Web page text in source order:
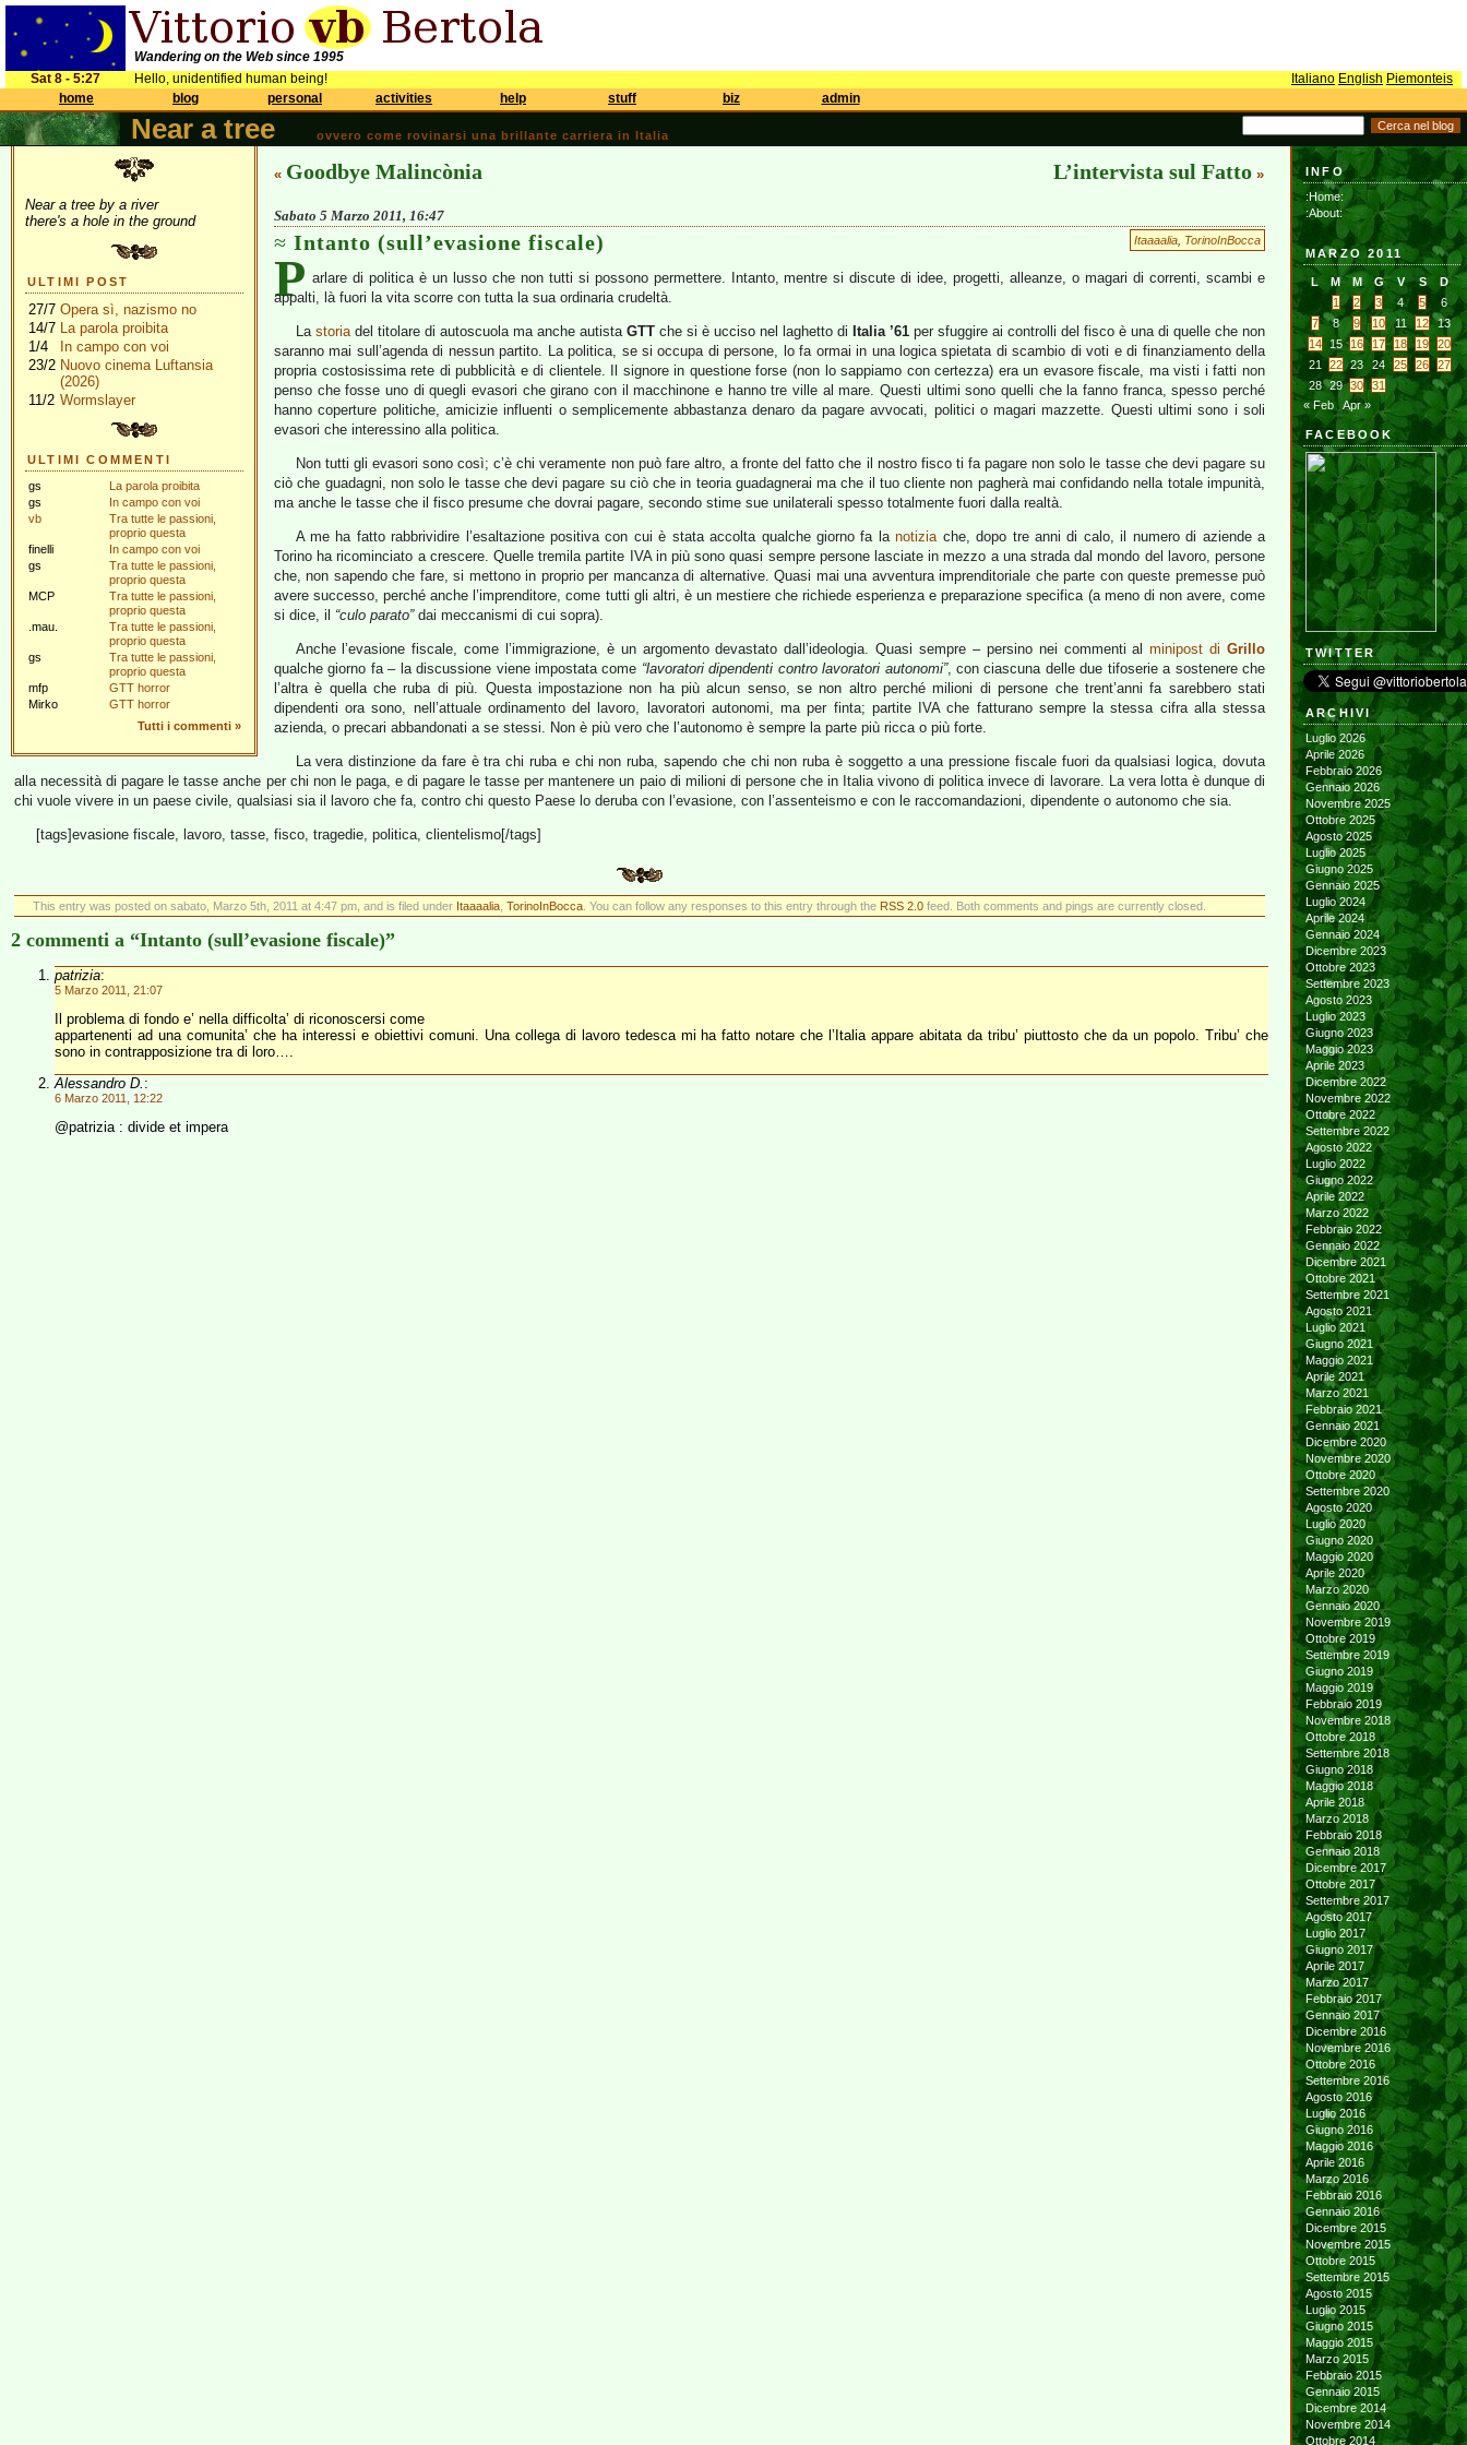
Wandering on the Web since 1995
Sat 8 - 5:27
Hello, unidentified human being! Italiano English Piemonteis
home
blog personal activities help stuff biz admin
Near a tree ovvero come rovinarsi una brillante carriera in Italia
Near a tree by a river
there's a hole in the ground
ULTIMI POST
27/7 Opera sì, nazismo no
14/7 La parola proibita
1/4
In campo con voi
23/2 Nuovo cinema Luftansia
(2026)
11/2 Wormslayer
ULTIMI COMMENTI
gs
La parola proibita
gs
In campo con voi
vb
Tra tutte le passioni,
proprio questa
finelli
In campo con voi
gs
Tra tutte le passioni,
proprio questa
MCP
Tra tutte le passioni,
proprio questa
.mau.
Tra tutte le passioni,
proprio questa
gs
Tra tutte le passioni,
proprio questa
mfp
GTT horror
Mirko
GTT horror
Tutti i commenti »
« Goodbye Malincònia L’intervista sul Fatto »
Sabato 5 Marzo 2011, 16:47
Itaaaalia TorinoInBocca
Intanto (sull’evasione fiscale)
P arlare di politica è un lusso che non tutti si possono permettere. Intanto, mentre si discute di idee, progetti, alleanze, o magari di correnti, scambi e
appalti, là fuori la vita scorre con tutta la sua ordinaria crudeltà.
La storiadel titolare di autoscuola ma anche autista GTTche si è ucciso nel laghetto di Italia ’61per sfuggire ai controlli del fisco è una di quelle che non
saranno mai sull’agenda di nessun partito. La politica, se si occupa di persone, lo fa ormai in una logica spietata di scambio di voti e di finanziamento della
propria costosissima rete di pubblicità e di clientele. Il signore in questione forse (non lo sappiamo con certezza) era un evasore fiscale, ma visti i fatti non
penso che fosse uno di quegli evasori che girano con il macchinone e hanno tre ville al mare. Questi ultimi sono quelli che la fanno franca, spesso perché
hanno coperture politiche, amicizie influenti o semplicemente abbastanza denaro da pagare avvocati, politici o magari mazzette. Questi ultimi sono i soli
evasori che interessino alla politica.
Non tutti gli evasori sono così; c’è chi veramente non può fare altro, a fronte del fatto che il nostro fisco ti fa pagare non solo le tasse che devi pagare su
ciò che guadagni, non solo le tasse che devi pagare su ciò che in teoria guadagnerai ma che il tuo cliente non pagherà mai confidando nella totale impunità,
ma anche le tasse che il fisco presume che dovrai pagare, secondo stime sue unilaterali spesso totalmente fuori dalla realtà.
A me ha fatto rabbrividire l’esaltazione positiva con cui è stata accolta qualche giorno fa lanotiziache, dopo tre anni di calo, il numero di aziende a
Torino ha ricominciato a crescere. Quelle tremila partite IVA in più sono quasi sempre persone lasciate in mezzo a una strada dal mondo del lavoro, persone
che, non sapendo che fare, si mettono in proprio per mancanza di alternative. Quasi mai una avventura imprenditoriale che parte con queste premesse può
avere successo, perché anche l’imprenditore, come tutti gli altri, è un mestiere che richiede esperienza e preparazione specifica (a meno di non avere, come
si dice, il “culo parato”dai meccanismi di cui sopra).
Anche l’evasione fiscale, come l’immigrazione, è un argomento devastato dall’ideologia. Quasi sempre – persino nei commenti alminipost diGrillo
qualche giorno fa – la discussione viene impostata come “lavoratori dipendenti contro lavoratori autonomi”, con ciascuna delle due tifoserie a sostenere che
l’altra è quella che ruba di più. Questa impostazione non ha più alcun senso, se non altro perché milioni di persone che trent’anni fa sarebbero stati
dipendenti ora sono, nell’attuale ordinamento del lavoro, lavoratori autonomi, ma per finta; partite IVA che fatturano sempre la stessa cifra alla stessa
azienda, o precari abbandonati a se stessi. Non è più vero che l’autonomo è sempre la parte più ricca o più forte.
La vera distinzione da fare è tra chi ruba e chi non ruba, sapendo che chi non ruba è soggetto a una pressione fiscale fuori da qualsiasi logica, dovuta
alla necessità di pagare le tasse anche per chi non le paga, e di pagare le tasse per mantenere un paio di milioni di persone che in Italia vivono di politica invece di lavorare. La vera lotta è dunque di
chi vuole vivere in un paese civile, qualsiasi sia il lavoro che fa, contro chi questo Paese lo deruba con l’evasione, con l’assenteismo e con le raccomandazioni, dipendente o autonomo che sia.
[tags]evasione fiscale, lavoro, tasse, fisco, tragedie, politica, clientelismo[/tags]
This entry was posted on sabato, Marzo 5th, 2011 at 4:47 pm, and is filed under Itaaaalia, TorinoInBocca. You can follow any responses to this entry through the RSS 2.0feed. Both comments and pings are currently closed.
2 commenti a “Intanto (sull’evasione fiscale)”
patrizia:
5 Marzo 2011, 21:07
Il problema di fondo e’ nella difficolta’ di riconoscersi come
appartenenti ad una comunita’ che ha interessi e obiettivi comuni. Una collega di lavoro tedesca mi ha fatto notare che l’Italia appare abitata da tribu’ piuttosto che da un popolo. Tribu’ che
sono in contrapposizione tra di loro….
Alessandro D. :
6 Marzo 2011, 12:22
@patrizia : divide et impera
INFO
:Home:
:About:
MARZO 2011
L M M G V S
D
1
2 3 4 5
6
7
8 9 10 11 12
13
14
15 16 17 18 19
20
21
22 23 24 25 26
27
28 29 30
31
« Feb
Apr »
FACEBOOK
TWITTER
ARCHIVI
Luglio 2026
Aprile 2026
Febbraio 2026
Gennaio 2026
Novembre 2025
Ottobre 2025
Agosto 2025
Luglio 2025
Giugno 2025
Gennaio 2025
Luglio 2024
Aprile 2024
Gennaio 2024
Dicembre 2023
Ottobre 2023
Settembre 2023
Agosto 2023
Luglio 2023
Giugno 2023
Maggio 2023
Aprile 2023
Dicembre 2022
Novembre 2022
Ottobre 2022
Settembre 2022
Agosto 2022
Luglio 2022
Giugno 2022
Aprile 2022
Marzo 2022
Febbraio 2022
Gennaio 2022
Dicembre 2021
Ottobre 2021
Settembre 2021
Agosto 2021
Luglio 2021
Giugno 2021
Maggio 2021
Aprile 2021
Marzo 2021
Febbraio 2021
Gennaio 2021
Dicembre 2020
Novembre 2020
Ottobre 2020
Settembre 2020
Agosto 2020
Luglio 2020
Giugno 2020
Maggio 2020
Aprile 2020
Marzo 2020
Gennaio 2020
Novembre 2019
Ottobre 2019
Settembre 2019
Giugno 2019
Maggio 2019
Febbraio 2019
Novembre 2018
Ottobre 2018
Settembre 2018
Giugno 2018
Maggio 2018
Aprile 2018
Marzo 2018
Febbraio 2018
Gennaio 2018
Dicembre 2017
Ottobre 2017
Settembre 2017
Agosto 2017
Luglio 2017
Giugno 2017
Aprile 2017
Marzo 2017
Febbraio 2017
Gennaio 2017
Dicembre 2016
Novembre 2016
Ottobre 2016
Settembre 2016
Agosto 2016
Luglio 2016
Giugno 2016
Maggio 2016
Aprile 2016
Marzo 2016
Febbraio 2016
Gennaio 2016
Dicembre 2015
Novembre 2015
Ottobre 2015
Settembre 2015
Agosto 2015
Luglio 2015
Giugno 2015
Maggio 2015
Marzo 2015
Febbraio 2015
Gennaio 2015
Dicembre 2014
Novembre 2014
Ottobre 2014